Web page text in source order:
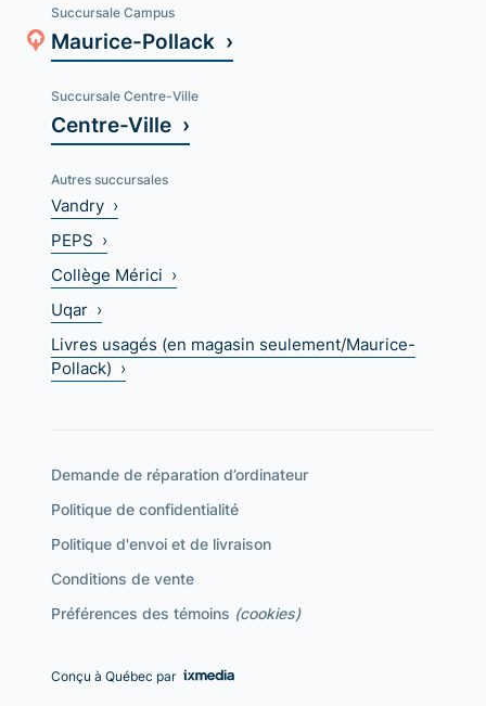
Succursale Campus
Maurice-Pollack ›
Succursale Centre-Ville
Centre-Ville ›
Autres succursales
Vandry ›
PEPS ›
Collège Mérici ›
Uqar ›
Livres usagés (en magasin seulement/Maurice-
Pollack) ›
Demande de réparation d’ordinateur
Politique de confidentialité
Politique d'envoi et de livraison
Conditions de vente
Préférences des témoins (cookies)
Conçu à Québec par